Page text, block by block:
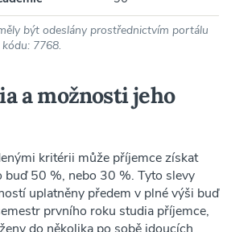
být odeslány prostřednictvím portálu
7768.
a možnosti jeho
kritérii může příjemce získat
buď 50 %, nebo 30 %. Tyto slevy
uplatněny předem v plné výši buď
prvního roku studia příjemce,